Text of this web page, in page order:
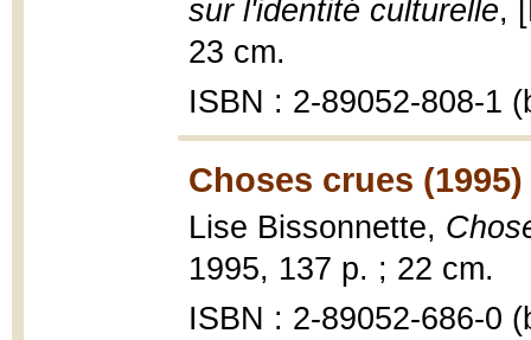
sur l'identité culturelle,
23 cm.
ISBN : 2-89052-808-1
Choses crues (1995)
Lise Bissonnette,
1995, 137 p. ; 22 cm.
ISBN : 2-89052-686-0